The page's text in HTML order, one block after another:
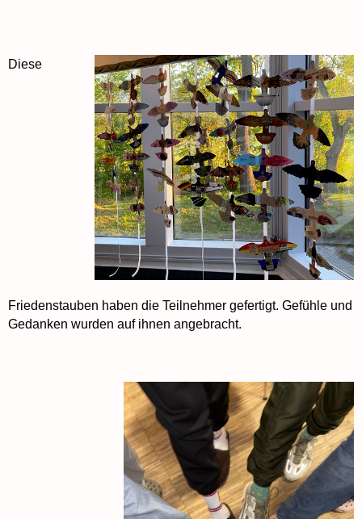
Diese
Friedenstauben haben die Teilnehmer gefertigt. Gefühle und
Gedanken wurden auf ihnen angebracht.